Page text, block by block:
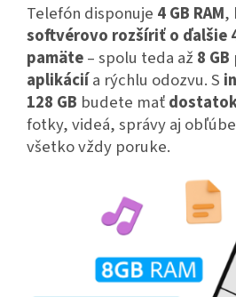
Telefón disponuje 4 GB RAM,
softvérovo rozšíriť o ďalšie
pamäte– spolu teda až 8 GB
aplikáciía rýchlu odozvu.S
128 GB budete mať
fotky, videá, správy aj
všetko vždy poruke.